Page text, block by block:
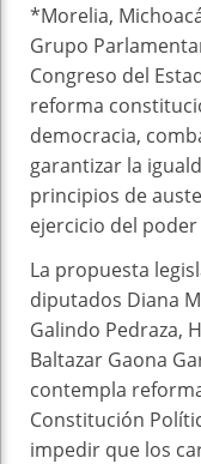
*Morelia,
Grupo
Congreso del
reforma
democracia,
garantizar la
principios de
ejercicio del
La propuesta
diputados Diana
Galindo Pedraza,
Baltazar Gaona
contempla
Constitución
impedir que los